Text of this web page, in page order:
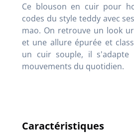
Ce blouson en cuir pour
codes du style teddy avec
mao. On retrouve un look
et une allure épurée et
un cuir souple, il s'adapte
mouvements du quotidien.
Caractéristiques